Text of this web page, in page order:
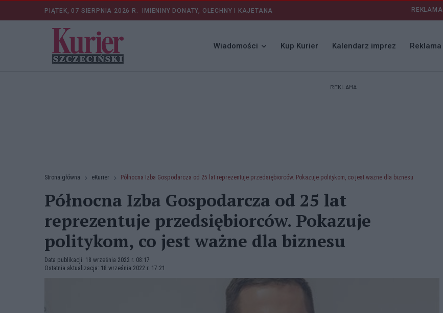
PIĄTEK, 07 SIERPNIA 2026 R. IMIENINY DONATY, OLECHNY I KAJETANA REKLAMA
Wiadomości Kup Kurier Kalendarz imprez Reklama
REKLAMA
Strona główna eKurier Północna Izba Gospodarcza od 25 lat reprezentuje przedsiębiorców. Pokazuje politykom, co jest ważne dla biznesu
Północna Izba Gospodarcza od 25 lat
reprezentuje przedsiębiorców. Pokazuje
politykom, co jest ważne dla biznesu
Data publikacji: 18 września 2022 r. 08:17
Ostatnia aktualizacja: 18 września 2022 r. 17:21